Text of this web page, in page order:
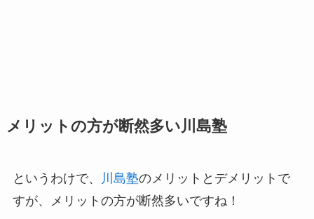
メリットの方が断然多い川島塾
というわけで、 川島塾のメリットとデメリットで
すが、メリットの方が断然多いですね！